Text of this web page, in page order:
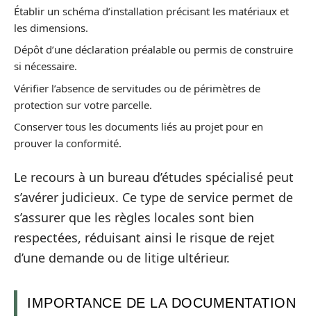
Établir un schéma d’installation précisant les matériaux et
les dimensions.
Dépôt d’une déclaration préalable ou permis de construire
si nécessaire.
Vérifier l’absence de servitudes ou de périmètres de
protection sur votre parcelle.
Conserver tous les documents liés au projet pour en
prouver la conformité.
Le recours à un bureau d’études spécialisé peut
s’avérer judicieux. Ce type de service permet de
s’assurer que les règles locales sont bien
respectées, réduisant ainsi le risque de rejet
d’une demande ou de litige ultérieur.
IMPORTANCE DE LA DOCUMENTATION